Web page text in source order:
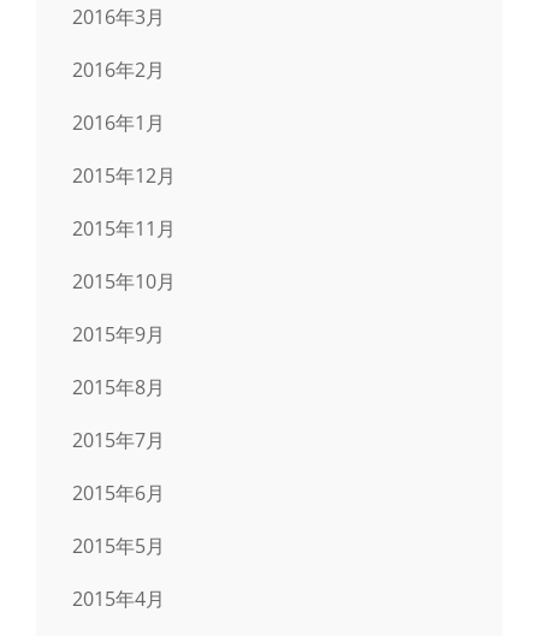
2016年3月
2016年2月
2016年1月
2015年12月
2015年11月
2015年10月
2015年9月
2015年8月
2015年7月
2015年6月
2015年5月
2015年4月